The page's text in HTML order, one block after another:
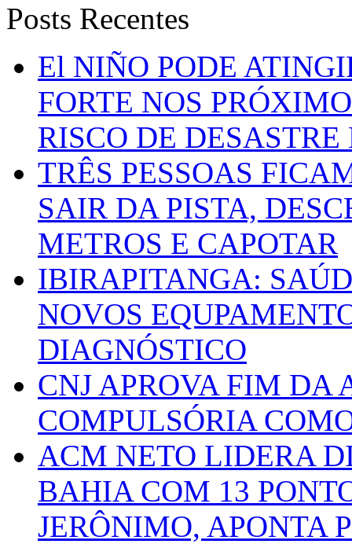
Posts Recentes
El NIÑO PODE
FORTE NOS
RISCO DE
TRÊS PESSOAS
SAIR DA PISTA,
METROS E CAPOTAR
IBIRAPITANGA:
NOVOS
DIAGNÓSTICO
CNJ APROVA FIM DA
COMPULSÓRIA
ACM NETO LIDERA
BAHIA COM 13
JERÔNIMO, APONTA